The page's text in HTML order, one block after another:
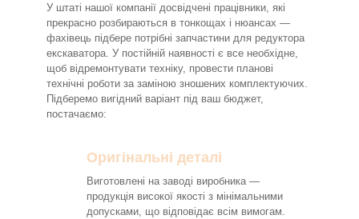
У штаті нашої компанії досвідчені працівники, які
прекрасно розбираються в тонкощах і нюансах —
фахівець підбере потрібні запчастини для редуктора
екскаватора. У постійній наявності є все необхідне,
щоб відремонтувати техніку, провести планові
технічні роботи за заміною зношених комплектуючих.
Підберемо вигідний варіант під ваш бюджет,
постачаємо:
Оригінальні деталі
Виготовлені на заводі виробника —
продукція високої якості з мінімальними
допусками, що відповідає всім вимогам.